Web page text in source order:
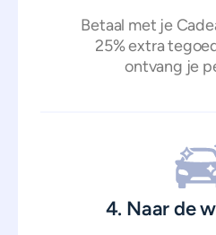
Betaal met je
25% extra
ontvang je
4. Naar de